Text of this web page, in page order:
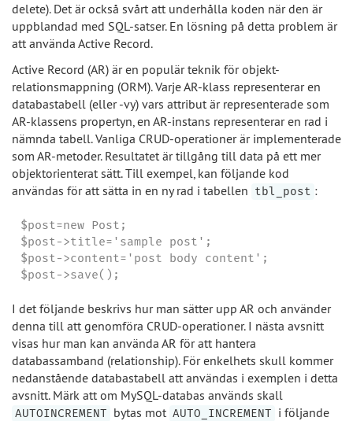
delete). Det är också svårt att underhålla koden när den är
uppblandad med SQL-satser. En lösning på detta problem är
att använda Active Record.
Active Record (AR) är en populär teknik för objekt-
relationsmappning (ORM). Varje AR-klass representerar en
databastabell (eller -vy) vars attribut är representerade som
AR-klassens propertyn, en AR-instans representerar en rad i
nämnda tabell. Vanliga CRUD-operationer är implementerade
som AR-metoder. Resultatet är tillgång till data på ett mer
objektorienterat sätt. Till exempel, kan följande kod
användas för att sätta in en ny rad i tabellen tbl_post :
$post=new Post;
$post->title='sample post';
$post->content='post body content';
$post->save();
I det följande beskrivs hur man sätter upp AR och använder
denna till att genomföra CRUD-operationer. I nästa avsnitt
visas hur man kan använda AR för att hantera
databassamband (relationship). För enkelhets skull kommer
nedanstående databastabell att användas i exemplen i detta
avsnitt. Märk att om MySQL-databas används skall
AUTOINCREMENT bytas mot AUTO_INCREMENT i följande